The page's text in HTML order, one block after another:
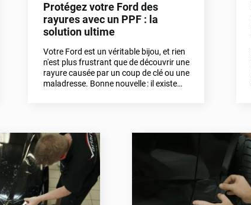
Protégez votre Ford des
rayures avec un PPF : la
solution ultime
Votre Ford est un véritable bijou, et rien
n'est plus frustrant que de découvrir une
rayure causée par un coup de clé ou une
maladresse. Bonne nouvelle : il existe
éviter ces désagréments. Découvrez
dans cet article pourquoi et comment
poser un PPF, et comment nos vidéos
peuvent vous aider à maîtriser cette
technique.